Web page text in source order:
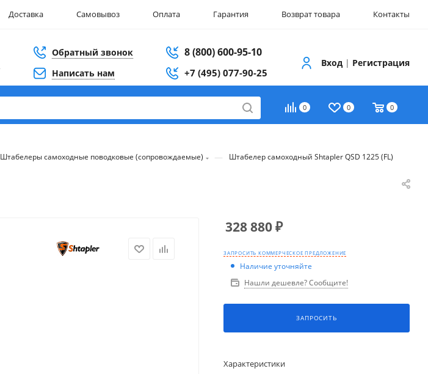
Доставка Самовывоз Оплата Гарантия Возврат товара Контакты
Обратный звонок
Написать нам
8 (800) 600-95-10
+7 (495) 077-90-25
Вход | Регистрация
0 0 0
Штабелеры самоходные поводковые (сопровождаемые) — Штабелер самоходный Shtapler QSD 1225 (FL)
328 880₽
ЗАПРОСИТЬ КОММЕРЧЕСКОЕ ПРЕДЛОЖЕНИЕ
Наличие уточняйте
Нашли дешевле? Сообщите!
ЗАПРОСИТЬ
Характеристики